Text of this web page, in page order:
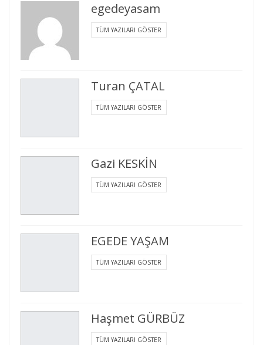
egedeyasam
TÜM YAZILARI GÖSTER
Turan ÇATAL
TÜM YAZILARI GÖSTER
Gazi KESKİN
TÜM YAZILARI GÖSTER
EGEDE YAŞAM
TÜM YAZILARI GÖSTER
Haşmet GÜRBÜZ
TÜM YAZILARI GÖSTER